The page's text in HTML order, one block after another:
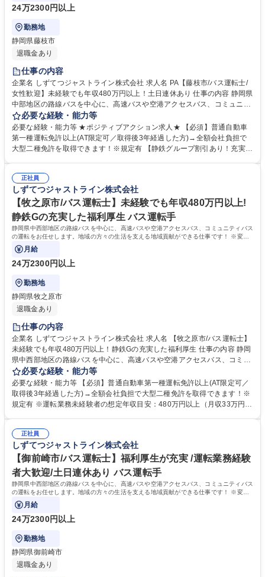
24万2300円以上
勤務地
静岡県藤枝市
退職金あり
仕事の内容
企業名 しずてつジャストライン株式会社 求人名 PA【藤枝市/バス運転士/
女性歓迎】未経験でも年収480万円以上！土日連休あり 仕事の内容 静岡県
中部地区の路線バスを中心に、高速バスや空港アクセスバス、コミュニテ
ィバスの運転をお任せします。地域の方々の生活を支える地域貢献ができ
る仕事です！ ※変更の範囲：当社業務全般 ＜入社後の流れ＞■大型二種免
許の取得(約1ヵ月)／全額会社負担※規定あり ■安全研修センターでの研修
(約2～3ヵ月)：座学・実技 ■営業所での研修(約1ヵ月)・デビュー ＜女性ド
境が整っています。現在は50名以上の女性運転士が活躍しています！ 募
集職種 PA【藤枝市/バス運転士/女性歓迎】未経験でも年収480万円以上！
土日連休あり
必要な経験・能力等
必要な経験・能力等 ★ポジティブアクション求人★ 【必須】普通自動車
第一種運転免許以上(AT限定可／取得後3年経過した方)→全額会社負担で
大型二種免許を取得できます！※規定有 【静鉄グループ割引あり！充実の
スが利用できる「家族乗車証」など、当社独自の福利厚生も充実。さらに
入社祝い金として10万円支給！ 学歴・資格 学歴：大学院 大学 高専 短大
専修学校 高校 語学力： 資格：第一種運転免許普通自動車
正社員
しずてつジャストライン株式会社
【牧之原市/バス運転士】未経験でも年収480万円以上!
静鉄Gの充実した福利厚生 バス運転手
静岡県中西部地区の路線バスを中心に、高速バスや空港アクセスバス、コミュニティバス
の運転をお任せします。地域の方々の生活を支える地域貢献ができる仕事です！ ※変更
の範囲：当社業務全般
月給
24万2300円以上
勤務地
静岡県牧之原市
退職金あり
仕事の内容
企業名 しずてつジャストライン株式会社 求人名 【牧之原市/バス運転士】
未経験でも年収480万円以上！静鉄Gの充実した福利厚生 仕事の内容 静岡
県中西部地区の路線バスを中心に、高速バスや空港アクセスバス、コミュ
ニティバスの運転をお任せします。地域の方々の生活を支える地域貢献が
できる仕事です！ ※変更の範囲：当社業務全般 ＜入社後の流れ＞■大型二
種免許の取得(約1ヵ月)／全額会社負担※規定あり ■安全研修センターでの
研修(約2～3ヵ月)：座学・実技 ■営業所での研修(約1ヵ月)・デビュー 募集
必要な経験・能力等
必要な経験・能力等 【必須】普通自動車第一種運転免許以上(AT限定可／
取得後3年経過した方)→全額会社負担で大型二種免許を取得できます！※
規定有 ※運転業務未経験者の想定年収目安：480万円以上（月収33万円
設利用補助。階層別で従業員に沿った独自の研修制度。このように仕事面
の成長と充実した福利厚生でワークライフバランスが整えられます。 学
歴・資格 学歴：大学院 大学 高専 短大 専修学校 高校 語学力： 資格：第一
種運転免許普通自動車
正社員
しずてつジャストライン株式会社
【御前崎市/バス運転士】福利厚生が充実 /運転業務経験
者大歓迎/土日連休あり バス運転手
静岡県中西部地区の路線バスを中心に、高速バスや空港アクセスバス、コミュニティバス
の運転をお任せします。地域の方々の生活を支える地域貢献ができる仕事です！ ※変更
の範囲：当社業務全般
月給
24万2300円以上
勤務地
静岡県御前崎市
退職金あり